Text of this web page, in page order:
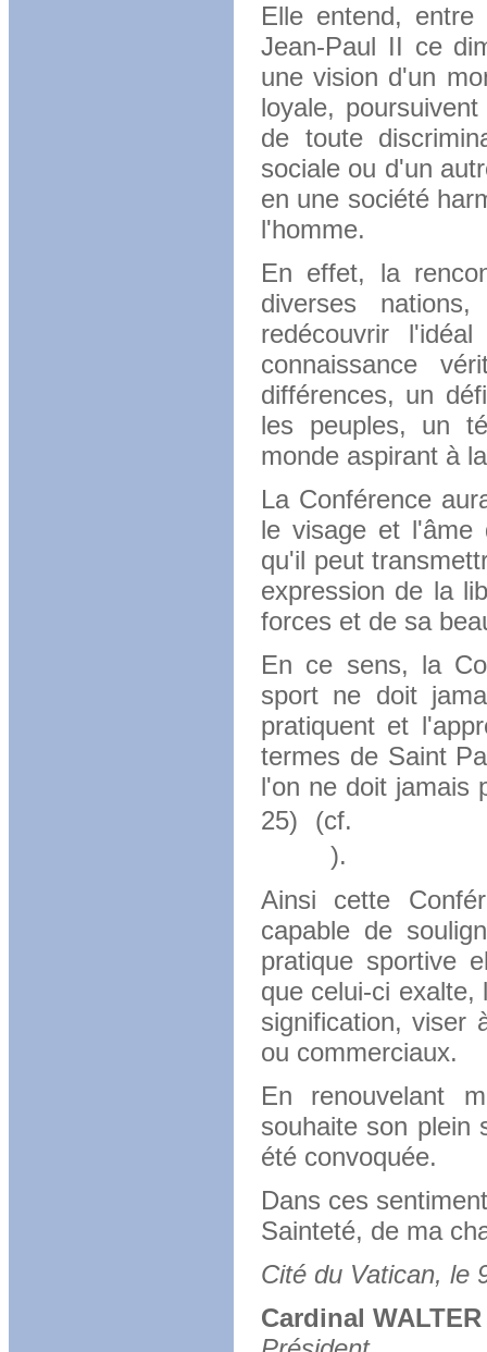
Elle entend,
Jean-Paul II ce
une vision d'un
loyale,
de toute
sociale ou d'un
en une société
l'homme.
En effet, la
diverses
redécouvrir
connaissance
différences, un
les peuples, un
monde aspirant à
La Conférence
le visage et l'âme
qu'il peut
expression de la
forces et de sa
En ce sens, la
sport ne doit
pratiquent et
termes de Saint
l'on ne doit jamais
25) (cf.
).
Ainsi cette
capable de
pratique sportive
que celui-ci
signification, viser
ou commerciaux.
En renouvelant
souhaite son plein
été convoquée.
Dans ces
Sainteté, de ma
Cité du Vatican, le
Cardinal